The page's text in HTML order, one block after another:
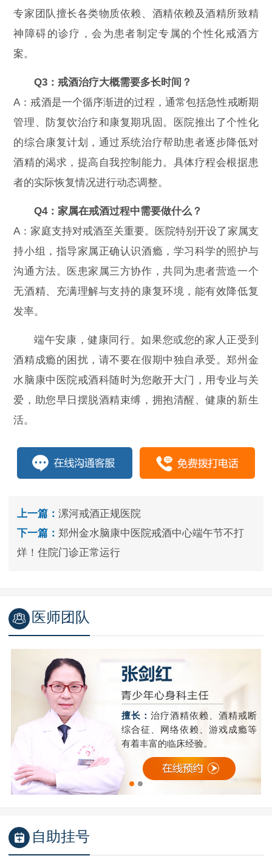
专家团队擅长各类物质依赖、酒精依赖及酒精所致精
神障碍的诊疗，会为患者制定专属的个性化戒酒方
案。
Q3：戒酒治疗大概需要多长时间？
A：戒酒是一个循序渐进的过程，通常包括急性戒断期
管理、防复饮治疗和康复期巩固。医院推出了个性化
的综合康复计划，通过系统治疗帮助患者逐步降低对
酒精的渴求，提高自我控制能力。具体疗程会根据患
者的实际恢复情况进行动态调整。
Q4：家属在戒酒过程中需要做什么？
A：家庭支持对戒酒至关重要。医院特别开设了家属支
持小组，指导家属正确认识酒瘾，学习科学的照护与
沟通方法。医患家属三方协作，共同为患者营造一个
无酒精、充满理解与支持的康复环境，能有效降低复
发率。
端午安康，健康同行。如果您或您的家人正受到
酒精成瘾的困扰，请不要在假期中独自承受。郑州金
水脑康中医院戒酒科随时为您敞开大门，用专业与关
爱，助您早日摆脱酒精束缚，拥抱清醒、健康的新生
活。
上一篇： 漯河戒酒正规医院
下一篇： 郑州金水脑康中医院戒酒中心端午节不打
烊！住院门诊正常运行
医师团队
擅长：治疗酒精依赖、酒精戒断
综合征、网络依赖、游戏成瘾等
有着丰富的临床经验。
自助挂号